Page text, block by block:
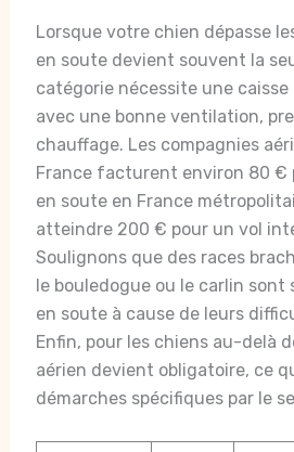
Lorsque votre chien dépasse
en soute devient souvent la
catégorie nécessite une caisse
avec une bonne ventilation,
chauffage. Les compagnies
France facturent environ 80 €
en soute en France
atteindre 200 € pour un vol
Soulignons que des races
le bouledogue ou le carlin
en soute à cause de leurs
Enfin, pour les chiens au-delà
aérien devient obligatoire, ce
démarches spécifiques par le